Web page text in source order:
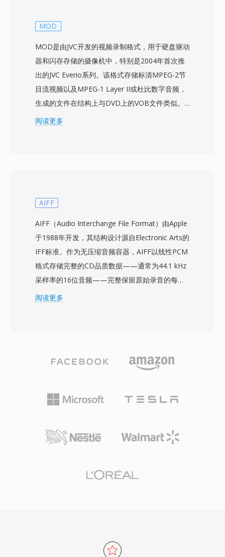
MOD
MOD是由JVC开发的视频录制格式，用于硬盘驱动
器和闪存存储的摄像机中，特别是2004年首次推
出的JVC Everio系列。该格式存储标清MPEG-2节
目流视频以及MPEG-1 Layer II或杜比数字音频，
生成的文件在结构上与DVD上的VOB文件类似。
与DVD-Video数据的相似性意味着MOD文件通常
格式以720x480（NTSC）或720x576（PAL）标
量。MOD文件在录制设备上与元数据一起组织在
目录结构中，跟踪片段信息、录制日期和播放列表
数据。Panasonic和Canon也在部分消费级摄像机
型号中采用了MOD格式，将其影响力扩展到JVC产
品之外。虽然向高清录制的转变已大幅淘汰了
MOD的新制作用途，但该格式对于访问和转换
阅读更多
AIFF
AIFF（Audio Interchange File Format）由Apple
于1988年开发，其结构设计源自Electronic Arts的
IFF标准。作为无压缩音频容器，AIFF以线性PCM
格式存储完整的CD品质数据——通常为44.1 kHz
采样率的16位音频——完整保留原始录音的每一
个细节，不进行有损编码。该格式以块结构组织内
MP3或AAC不同，反复保存不会降低信号质量。
Logic Pro和GarageBand，AIFF在这些软件中作
为原生工作格式使用。该容器支持多种采样率和最
辨率工作流需求。对于优先考虑无损完整性而非存
阅读更多